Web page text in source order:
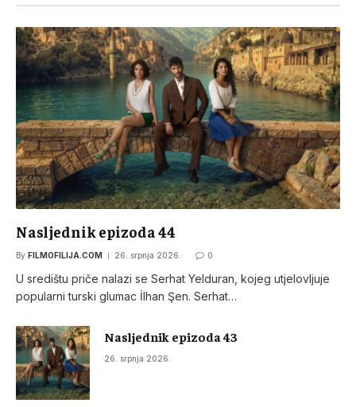
Nasljednik epizoda 44
By FILMOFILIJA.COM 26. srpnja 2026. 0
U središtu priče nalazi se Serhat Yelduran, kojeg utjelovljuje
popularni turski glumac İlhan Şen. Serhat…
Nasljednik epizoda 43
26. srpnja 2026.